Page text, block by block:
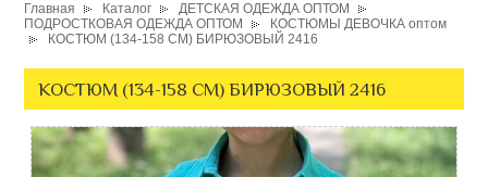
Главная Каталог
ДЕТСКАЯ ОДЕЖДА ОПТОМ
ПОДРОСТКОВАЯ ОДЕЖДА ОПТОМ
КОСТЮМЫ ДЕВОЧКА оптом
КОСТЮМ (134-158 СМ) БИРЮЗОВЫЙ 2416
КОСТЮМ (134-158 СМ) БИРЮЗОВЫЙ 2416